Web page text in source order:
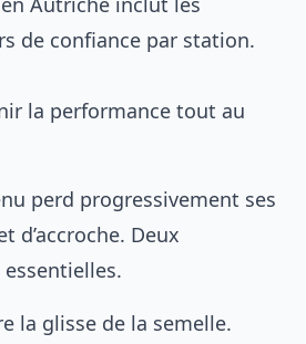
de confiance par station.
la performance tout au
perd progressivement ses
d’accroche. Deux
la glisse de la semelle.